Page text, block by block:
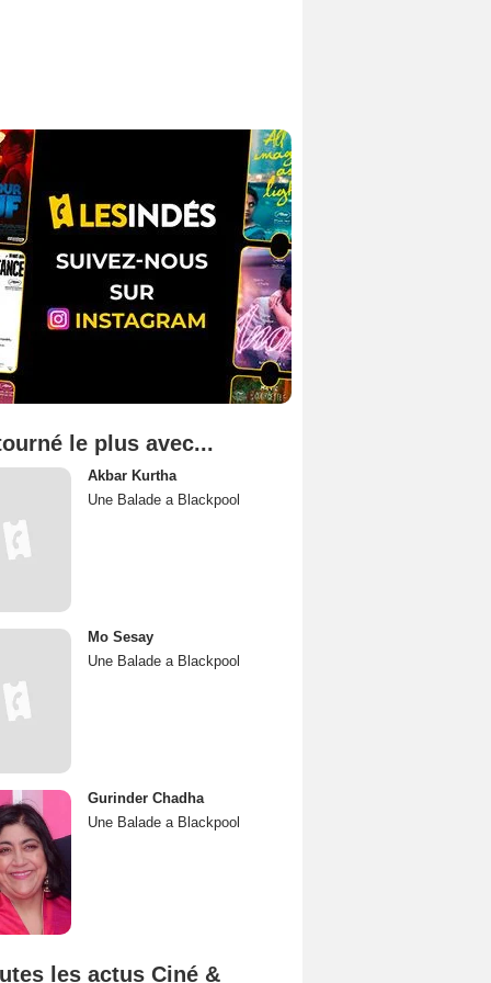
le plus avec...
Akbar Kurtha
Une Balade a Blackpool
Mo Sesay
Une Balade a Blackpool
Gurinder Chadha
Une Balade a Blackpool
les actus Ciné &